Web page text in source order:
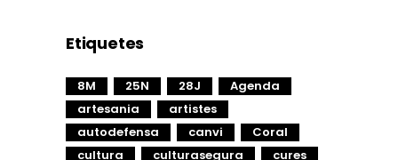
Etiquetes
8M 25N 28J
Agenda
artesania
artistes
autodefensa
canvi
Coral
cultura
culturasegura
cures